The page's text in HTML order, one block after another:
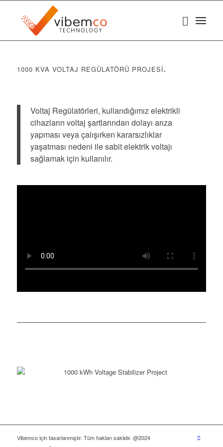
1000 KVA VOLTAJ REGÜLATÖRÜ PROJESİ.
Voltaj Regülatörleri, kullandığımız elektrikli
cihazların voltaj şartlarından dolayı arıza
yapması veya çalışırken kararsızlıklar
yaşatması nedeni ile sabit elektrik voltajı
sağlamak için kullanılır.
Vibemco için tasarlanmıştır. Tüm hakları saklıdır. @2024